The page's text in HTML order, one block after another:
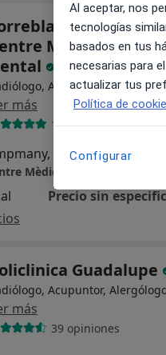
Salut
Mèdic - Clinica
Acupuntor, Alergólogo
más
103 opiniones
Pza. Mª Aurelia Campmany, 3-Bajos B, Sant Joan Despí
Mèdic - Clinica Dental
Precio sin
Guadalupe
Acupuntor,
más
39 opiniones
Al aceptar, nos
tecnologías
basados en tus
necesarias para
actualizar tus
Política de
Configurar